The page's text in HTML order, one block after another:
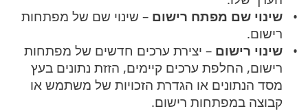
שינוי שם מפתח רישום – שינוי שם של מפתחות
רישום.
שינוי רישום – יצירת ערכים חדשים של מפתחות
רישום, החלפת ערכים קיימים, הזזת נתונים בעץ
מסד הנתונים או הגדרת הזכויות של משתמש או
קבוצה במפתחות רישום.